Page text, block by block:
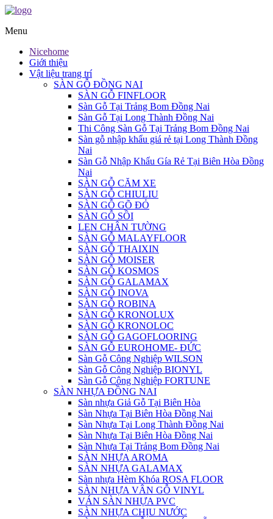
Menu
Nicehome
Giới thiệu
Vật liệu trang trí
SÀN GỖ ĐỒNG NAI
SÀN GỖ FINFLOOR
Sàn Gỗ Tại Trảng Bom Đồng Nai
Sàn Gỗ Tại Long Thành Đồng Nai
Thi Công Sàn Gỗ Tại Trảng Bom Đồng Nai
Sàn gỗ nhập khẩu giá rẻ tại Long Thành Đồng
Nai
Sàn Gỗ Nhập Khẩu Gía Rẻ Tại Biên Hòa Đồng
Nai
SÀN GỖ CĂM XE
SÀN GỖ CHIULIU
SÀN GỖ GÕ ĐỎ
SÀN GỖ SỒI
LEN CHÂN TƯỜNG
SÀN GỖ MALAYFLOOR
SÀN GỖ THAIXIN
SÀN GỖ MOISER
SÀN GỖ KOSMOS
SÀN GỖ GALAMAX
SÀN GỖ INOVA
SÀN GỖ ROBINA
SÀN GỖ KRONOLUX
SÀN GỖ KRONOLOC
SÀN GỖ GAGOFLOORING
SÀN GỖ EUROHOME- ĐỨC
Sàn Gỗ Công Nghiệp WILSON
Sàn Gỗ Công Nghiệp BIONYL
Sàn Gỗ Công Nghiệp FORTUNE
SÀN NHỰA ĐỒNG NAI
Sàn nhựa Giả Gỗ Tại Biên Hòa
Sàn Nhựa Tại Biên Hòa Đồng Nai
Sàn Nhựa Tại Long Thành Đồng Nai
Sàn Nhựa Tại Biên Hòa Đồng Nai
Sàn Nhựa Tại Trảng Bom Đồng Nai
SÀN NHỰA AROMA
SÀN NHỰA GALAMAX
Sàn nhựa Hèm Khóa ROSA FLOOR
SÀN NHỰA VÂN GỖ VINYL
VÁN SÀN NHỰA PVC
SÀN NHỰA CHỊU NƯỚC